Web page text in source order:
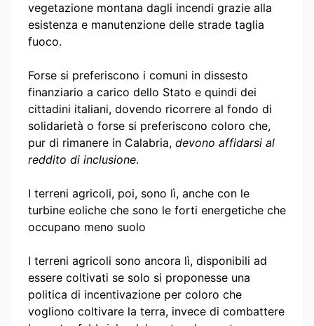
vegetazione montana dagli incendi grazie alla
esistenza e manutenzione delle strade taglia
fuoco.
Forse si preferiscono i comuni in dissesto
finanziario a carico dello Stato e quindi dei
cittadini italiani, dovendo ricorrere al fondo di
solidarietà o forse si preferiscono coloro che,
pur di rimanere in Calabria, devono affidarsi al
reddito di inclusione.
I terreni agricoli, poi, sono lì, anche con le
turbine eoliche che sono le forti energetiche che
occupano meno suolo
I terreni agricoli sono ancora lì, disponibili ad
essere coltivati se solo si proponesse una
politica di incentivazione per coloro che
vogliono coltivare la terra, invece di combattere